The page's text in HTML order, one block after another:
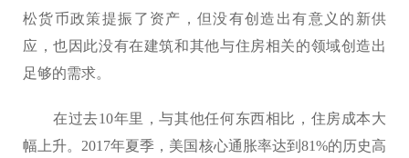
松货币政策提振了资产，但没有创造出有意义的新供
应，也因此没有在建筑和其他与住房相关的领域创造出
足够的需求。
在过去10年里，与其他任何东西相比，住房成本大
幅上升。2017年夏季，美国核心通胀率达到81%的历史高